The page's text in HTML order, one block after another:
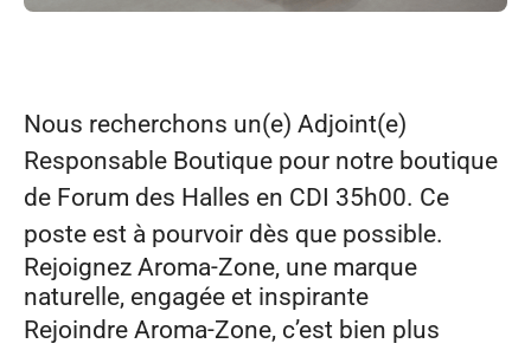
Nous recherchons un(e) Adjoint(e)
Responsable Boutique pour notre boutique
de Forum des Halles en CDI 35h00. Ce
poste est à pourvoir dès que possible.
Rejoignez Aroma‑Zone, une marque
naturelle, engagée et inspirante
Rejoindre Aroma‑Zone, c’est bien plus